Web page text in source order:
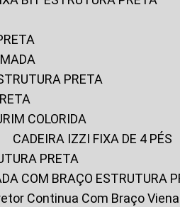
PRETA
COLORIDA
CADEIRA IZZI FIXA DE 4 PÉS
PRETA
COM BRAÇO ESTRUTURA
Continua Com Braço